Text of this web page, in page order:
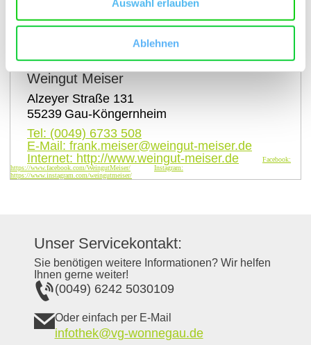
Auswahl erlauben
Ablehnen
auf Karte anzeigen
Kontaktinformationen:
Weingut Meiser
Alzeyer Straße 131
55239 Gau-Köngernheim
Tel: (0049) 6733 508
E-Mail: frank.meiser@weingut-meiser.de
Internet: http://www.weingut-meiser.de
Facebook:
https://www.facebook.com/WeingutMeiser/
Instagram:
https://www.instagram.com/weingutmeiser/
Unser Servicekontakt:
Sie benötigen weitere Informationen? Wir helfen
Ihnen gerne weiter!
(0049) 6242 5030109
Oder einfach per E-Mail
infothek@vg-wonnegau.de